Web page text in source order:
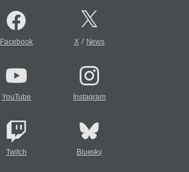
Facebook X/ News
YouTube Instagram
Twitch Bluesky